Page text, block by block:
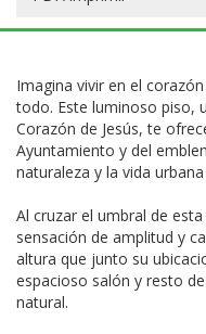
Imagina vivir en el
todo. Este luminoso piso,
Corazón de Jesús, te
Ayuntamiento y del
naturaleza y la vida
Al cruzar el umbral de
sensación de amplitud y
altura que junto su
espacioso salón y resto
natural.